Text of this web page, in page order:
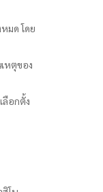
มด โดย
หตุของ
ลือกตั้ง